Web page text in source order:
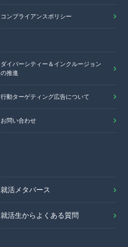
コンプライアンスポリシー
ダイバーシティー＆インクルージョン
の推進
行動ターゲティング広告について
お問い合わせ
就活メタバース
就活生からよくある質問